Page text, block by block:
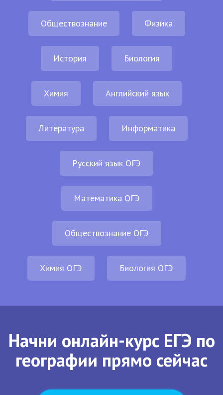
Обществознание Физика
История Биология
Химия Английский язык
Литература Информатика
Русский язык ОГЭ
Математика ОГЭ
Обществознание ОГЭ
Химия ОГЭ Биология ОГЭ
Начни онлайн-курс ЕГЭ по
географии прямо сейчас